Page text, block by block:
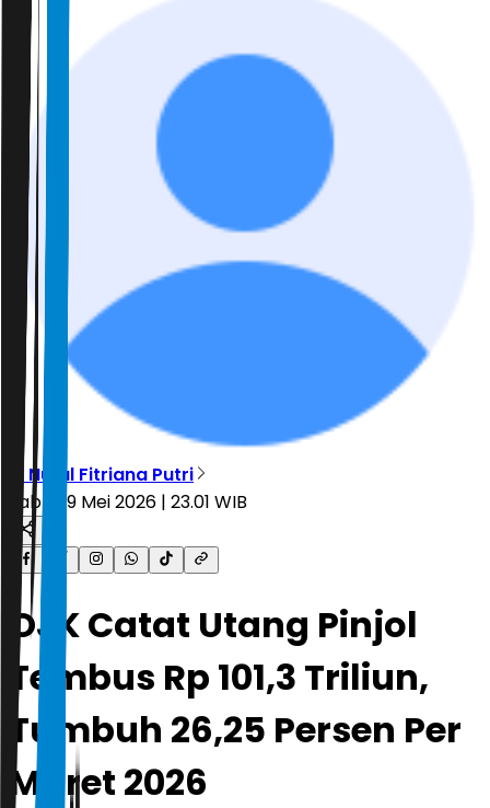
R. Nurul Fitriana Putri
Sabtu, 9 Mei 2026 | 23.01 WIB
OJK Catat Utang Pinjol
Tembus Rp 101,3 Triliun,
Tumbuh 26,25 Persen Per
Maret 2026